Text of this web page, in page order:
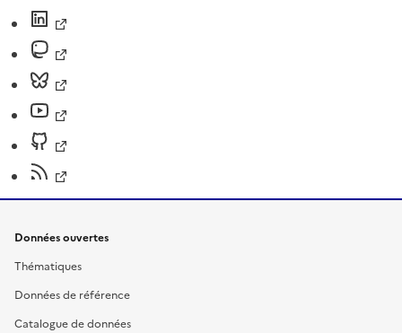
Données ouvertes
Thématiques
Données de référence
Catalogue de données